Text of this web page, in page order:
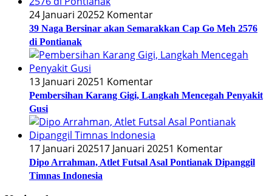
24 Januari 20252 Komentar
39 Naga Bersinar akan Semarakkan Cap Go Meh 2576
di Pontianak
13 Januari 20251 Komentar
Pembersihan Karang Gigi, Langkah Mencegah Penyakit
Gusi
17 Januari 202517 Januari 20251 Komentar
Dipo Arrahman, Atlet Futsal Asal Pontianak Dipanggil
Timnas Indonesia